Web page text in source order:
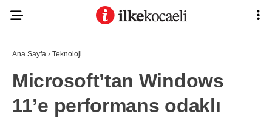
ASAYIŞ
Ana Sayfa › Teknoloji
Microsoft’tan Windows
11’e performans odaklı